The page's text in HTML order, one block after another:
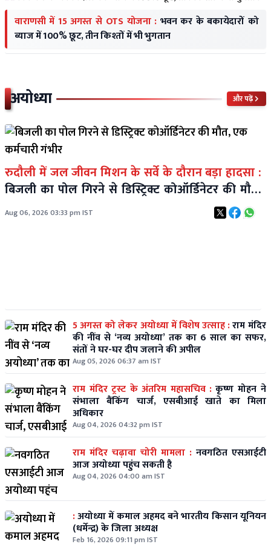
वाराणसी में 15 अगस्त से OTS योजना : भवन कर के बकायेदारों को
ब्याज में 100% छूट, तीन किश्तों में भी भुगतान
अयोध्या और पढ़ें
रुदौली में जल जीवन मिशन के सर्वे के दौरान बड़ा हादसा :
बिजली का पोल गिरने से डिस्ट्रिक्ट कोऑर्डिनेटर की मौत,
एक कर्मचारी गंभीर
Aug 06, 2026 03:33 pm IST
5 अगस्त को लेकर अयोध्या में विशेष उत्साह :राम मंदिर
की नींव से ‘नव्य अयोध्या’ तक का 6 साल का सफर,
संतों ने घर-घर दीप जलाने की अपील
Aug 05, 2026 06:37 am IST
राम मंदिर ट्रस्ट के अंतरिम महासचिव : कृष्ण मोहन ने
संभाला बैंकिंग चार्ज, एसबीआई खाते का मिला
अधिकार
Aug 04, 2026 04:32 pm IST
राम मंदिर चढ़ावा चोरी मामला : नवगठित एसआईटी
आज अयोध्या पहुंच सकती है
Aug 04, 2026 04:00 am IST
:अयोध्या में कमाल अहमद बने भारतीय किसान यूनियन
(धर्मेन्द्र) के जिला अध्यक्ष
Feb 16, 2026 09:11 pm IST